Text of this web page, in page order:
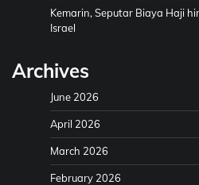
Kemarin, Seputar Biaya Haji
Israel
Archives
June 2026
April 2026
March 2026
February 2026